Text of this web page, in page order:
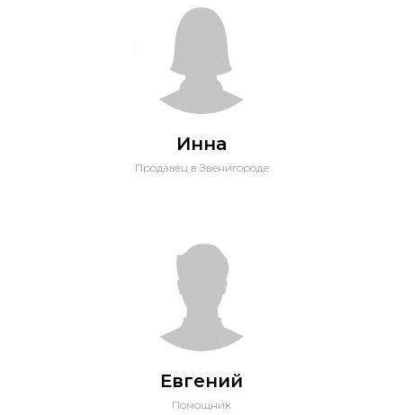
Инна
Продавец в Звенигороде
Евгений
Помощник